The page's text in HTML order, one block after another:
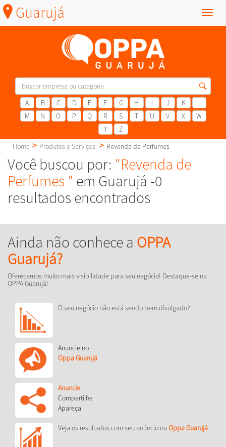
Menu
Guarujá
A B C D E F G H I J K
L
M
N O P Q R S T U V X
W
Y
Z
Home
Produtos e Serviços Revenda de Perfumes
Você buscou por: "Revenda de
Perfumes " em Guarujá -0
resultados encontrados
Ainda não conhece a OPPA
Guarujá?
Oferecemos muito mais visibilidade para seu negócio! Destaque-se na
OPPA Guarujá!
O seu negócio não está sendo bem divulgado?
Anuncie no
Oppa Guarujá
Anuncie
Compartilhe
Apareça
Veja os resultados com seu anúncio na Oppa Guarujá